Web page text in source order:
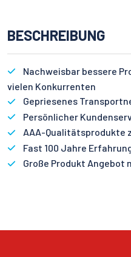
BESCHREIBUNG
Nachweisbar bessere
vielen Konkurrenten
Gepriesenes
Persönlicher
AAA-Qualitätsprodukte
Fast 100 Jahre
Große Produkt Angebot